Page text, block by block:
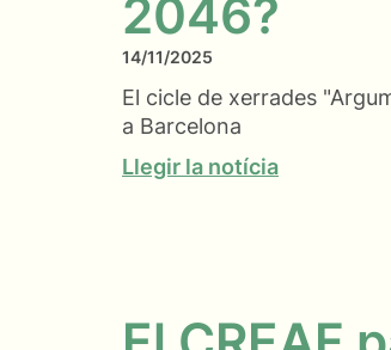
2046?
14/11/2025
El cicle de xerrades
a Barcelona
Llegir la notícia